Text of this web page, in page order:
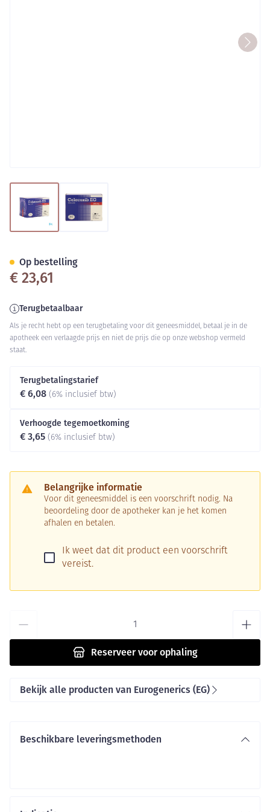
€ 23,61
Terugbetaalbaar
Als je recht hebt op een terugbetaling voor dit geneesmiddel, betaal je in de
apotheek een verlaagde prijs en niet de prijs die op onze webshop vermeld
staat.
Terugbetalingstarief
€ 6,08 (6% inclusief btw)
Verhoogde tegemoetkoming
€ 3,65 (6% inclusief btw)
Belangrijke informatie
Voor dit geneesmiddel is een voorschrift nodig. Na
beoordeling door de apotheker kan je het komen
afhalen en betalen.
Ik weet dat dit product een voorschrift
vereist.
Reserveervoor ophaling
Op bestelling
Bekijk alle producten van Eurogenerics (EG)
Beschikbare leveringsmethoden